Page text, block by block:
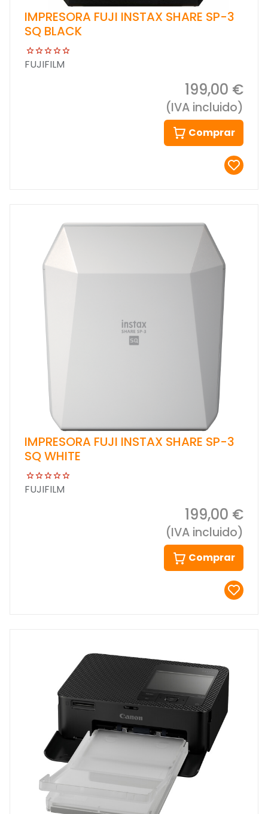
IMPRESORA FUJI INSTAX SHARE SP-3
SQ BLACK
FUJIFILM
199,00 €
(IVA incluido)
Comprar
IMPRESORA FUJI INSTAX SHARE SP-3
SQ WHITE
FUJIFILM
199,00 €
(IVA incluido)
Comprar